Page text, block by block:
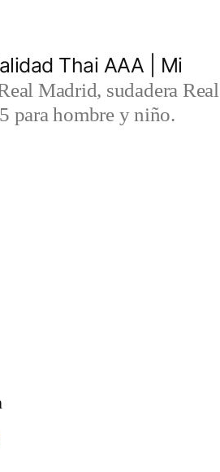
Thai AAA | Mi
Madrid, sudadera Real
para hombre y niño.